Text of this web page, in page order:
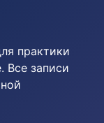
практики
Все записи